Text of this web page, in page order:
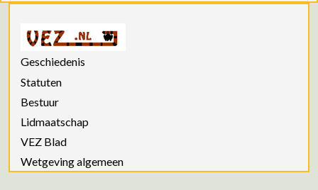
Geschiedenis
Statuten
Bestuur
Lidmaatschap
VEZ Blad
Wetgeving algemeen